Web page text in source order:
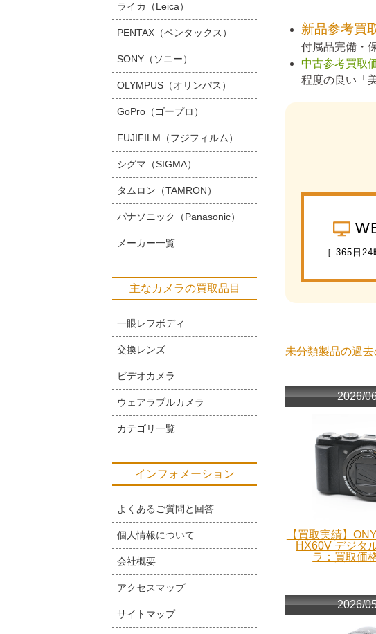
新品参考買
付属品完備・
中古参考買取
程度の良い「
［ 365日24
未分類製品の過
2026/
【買取実績】
HX60V デジタ
ラ：買取価
2026/
ライカ（Leica）
PENTAX（ペンタックス）
SONY（ソニー）
OLYMPUS（オリンパス）
GoPro（ゴープロ）
FUJIFILM（フジフィルム）
シグマ（SIGMA）
タムロン（TAMRON）
パナソニック（Panasonic）
メーカー一覧
主なカメラの買取品目
一眼レフボディ
交換レンズ
ビデオカメラ
ウェアラブルカメラ
カテゴリ一覧
インフォメーション
よくあるご質問と回答
個人情報について
会社概要
アクセスマップ
サイトマップ